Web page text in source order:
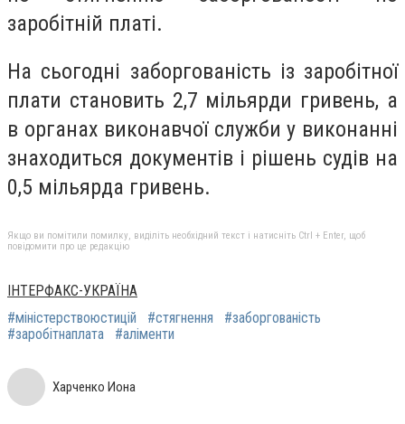
заробітній платі.
На сьогодні заборгованість із заробітної
плати становить 2,7 мільярди гривень, а
в органах виконавчої служби у виконанні
знаходиться документів і рішень судів на
0,5 мільярда гривень.
Якщо ви помітили помилку, виділіть необхідний текст і натисніть Ctrl + Enter, щоб
повідомити про це редакцію
ІНТЕРФАКС-УКРАЇНА
#міністерствоюстицій
#стягнення
#заборгованість
#заробітнаплата
#аліменти
Харченко Иона